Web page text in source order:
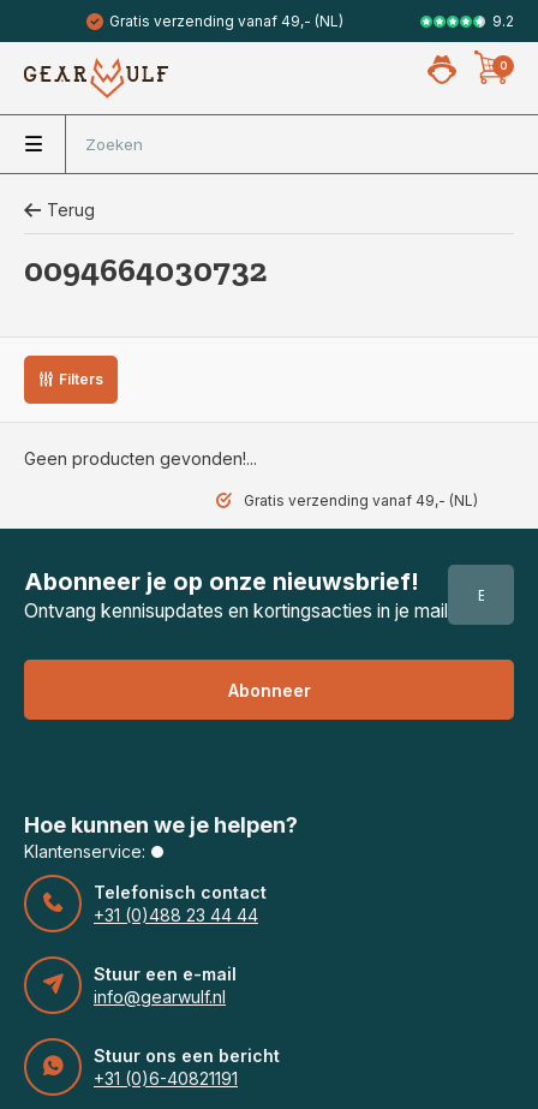
Gratis verzending vanaf 49,- (NL) Veilig met
9.2
0
Terug
0094664030732
Filters
Geen producten gevonden!...
Gratis verzending vanaf 49,- (NL)
Abonneer je op onze nieuwsbrief!
Ontvang kennisupdates en kortingsacties in je mail
Abonneer
Hoe kunnen we je helpen?
Klantenservice:
Telefonisch contact
+31 (0)488 23 44 44
Stuur een e-mail
info@gearwulf.nl
Stuur ons een bericht
+31 (0)6-40821191